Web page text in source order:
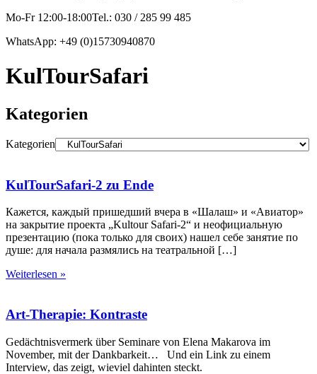
Mo-Fr 12:00-18:00Tel.: 030 / 285 99 485
WhatsApp: +49 (0)15730940870
KulTourSafari
Kategorien
Kategorien
KulTourSafari-2 zu Ende
Кажется, каждый пришедший вчера в «Шалаш» и «Авиатор»
на закрытие проекта „Kultоur Safari-2“ и неофициальную
презентацию (пока только для своих) нашел себе занятие по
душе: для начала размялись на театральной […]
Weiterlesen »
Art-Therapie: Kontraste
Gedächtnisvermerk über Seminare von Elena Makarova im
November, mit der Dankbarkeit… Und ein Link zu einem
Interview, das zeigt, wieviel dahinten steckt.